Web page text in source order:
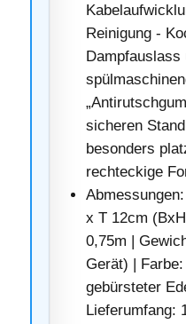
Reinigung -
Dampfauslass
sicheren
besonders
rechteckige
x T 12cm
0,75m |
Gerät) |
gebürsteter
Lieferumfang: